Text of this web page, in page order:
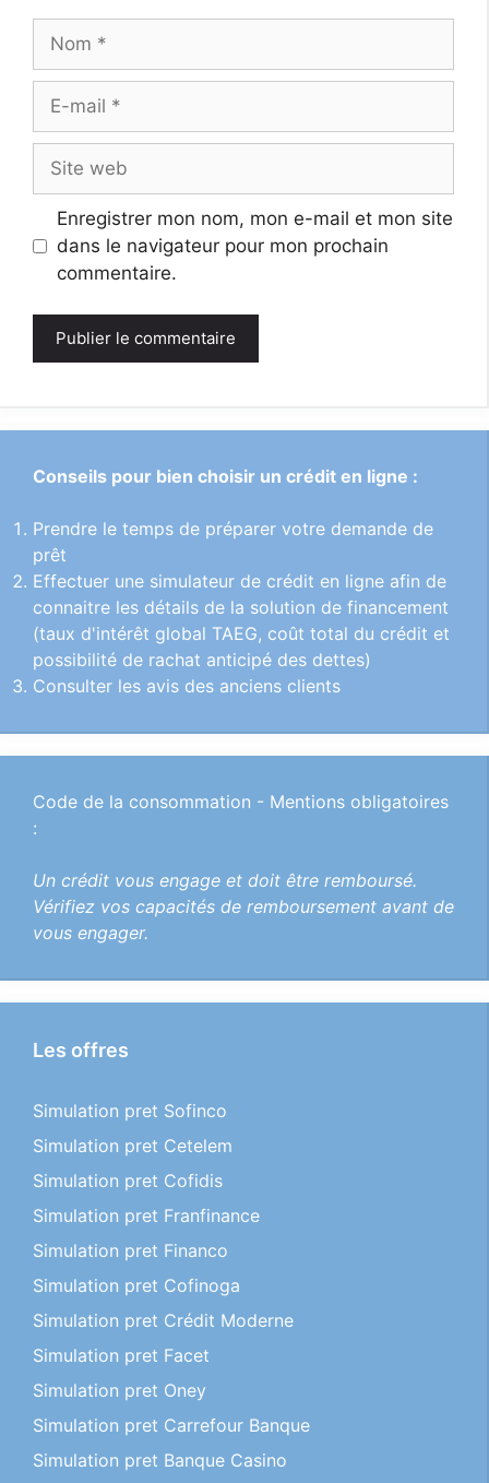
mail
web
Enregistrer mon nom, mon e-mail et mon site
dans le navigateur pour mon prochain
commentaire.
Conseils pour bien choisir un crédit en ligne :
Prendre le temps de préparer votre demande de
prêt
Effectuer une simulateur de crédit en ligne afin de
connaitre les détails de la solution de financement
(taux d'intérêt global TAEG, coût total du crédit et
possibilité de rachat anticipé des dettes)
Consulter les avis des anciens clients
Code de la consommation - Mentions obligatoires
:
Un crédit vous engage et doit être remboursé.
Vérifiez vos capacités de remboursement avant de
vous engager.
Les offres
Simulation pret Sofinco
Simulation pret Cetelem
Simulation pret Cofidis
Simulation pret Franfinance
Simulation pret Financo
Simulation pret Cofinoga
Simulation pret Crédit Moderne
Simulation pret Facet
Simulation pret Oney
Simulation pret Carrefour Banque
Simulation pret Banque Casino